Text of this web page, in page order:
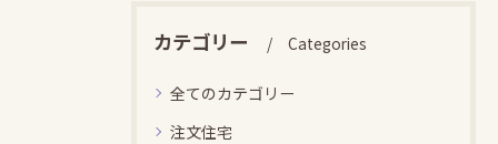
カテゴリー Categories
全てのカテゴリー
注文住宅